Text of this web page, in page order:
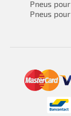
Pneus
Pneus